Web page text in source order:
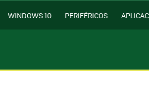
WINDOWS 10 PERIFÉRICOS